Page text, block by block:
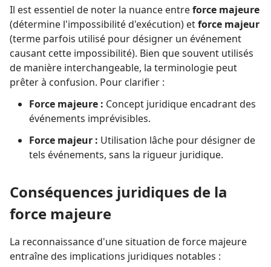
Il est essentiel de noter la nuance entreforce majeure
(détermine l'impossibilité d'exécution) etforce majeur
(terme parfois utilisé pour désigner un événement
causant cette impossibilité). Bien que souvent utilisés
de manière interchangeable, la terminologie peut
prêter à confusion. Pour clarifier :
Force majeure : Concept juridique encadrant des
événements imprévisibles.
Force majeur : Utilisation lâche pour désigner de
tels événements, sans la rigueur juridique.
Conséquences juridiques de la
force majeure
La reconnaissance d'une situation de force majeure
entraîne des implications juridiques notables :